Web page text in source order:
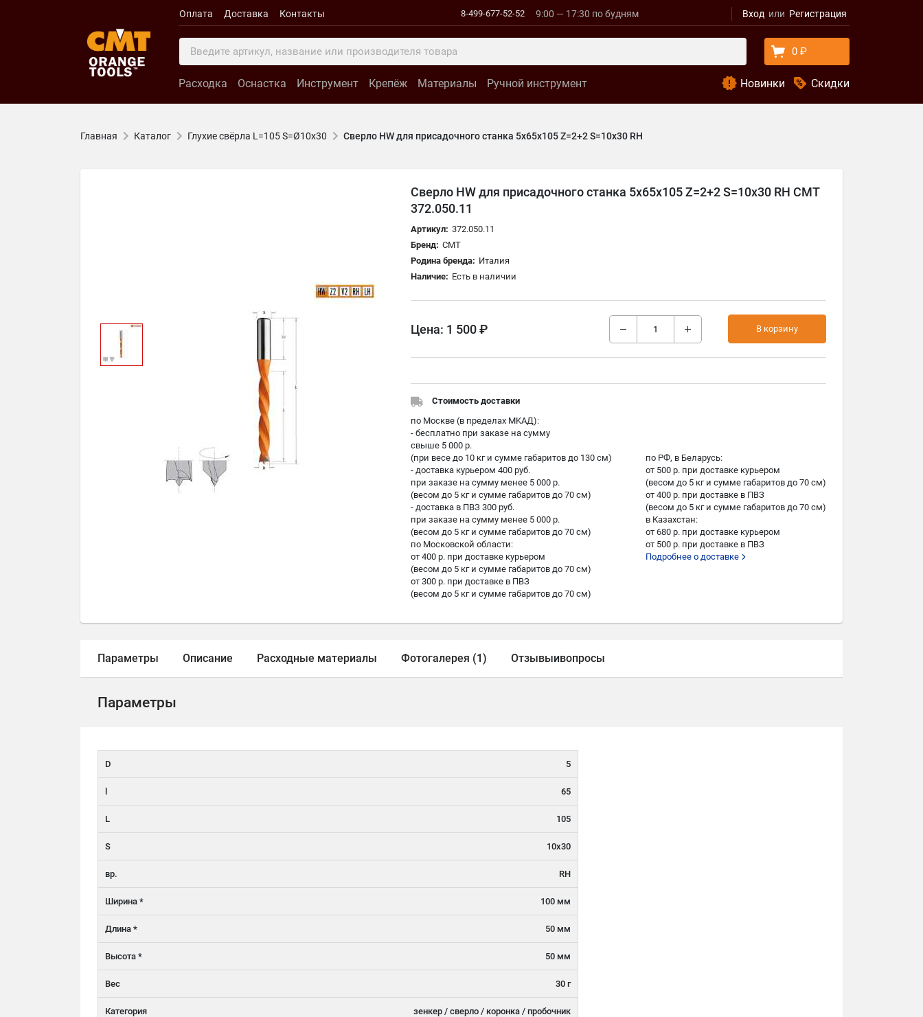
Оплата Доставка Контакты Вход Регистрация
8-499-677-52-52 9:00 — 17:30 по будням
0 ₽
Расходка Оснастка Инструмент Крепёж Материалы Ручной инструмент Новинки Скидки
Главная Каталог Глухие свёрла L=105 S=Ø10x30 Сверло HW для присадочного станка 5x65x105 Z=2+2 S=10x30 RH
Сверло HW для присадочного станка 5x65x105 Z=2+2 S=10x30 RH CMT
372.050.11
Артикул: 372.050.11
Бренд: CMT
Родина бренда: Италия
Наличие: Есть в наличии
Цена: 1 500 ₽ В корзину
Стоимость доставки
по Москве (в пределах МKAД):
- бесплатно при заказе на сумму
свыше 5 000 р.
(при весе до 10 кг и сумме габаритов до 130 см)
- доставка курьером 400 руб.
при заказе на сумму менее 5 000 р.
(весом до 5 кг и сумме габаритов до 70 см)
- доставка в ПВЗ 300 руб.
при заказе на сумму менее 5 000 р.
(весом до 5 кг и сумме габаритов до 70 см)
по Московской области:
от 400 р. при доставке курьером
(весом до 5 кг и сумме габаритов до 70 см)
от 300 р. при доставке в ПВЗ
(весом до 5 кг и сумме габаритов до 70 см)
по РФ, в Беларусь:
от 500 р. при доставке курьером
(весом до 5 кг и сумме габаритов до 70 см)
от 400 р. при доставке в ПВЗ
(весом до 5 кг и сумме габаритов до 70 см)
в Казахстан:
от 680 р. при доставке курьером
от 500 р. при доставке в ПВЗ
Подробнее о доставке
Параметры Описание Расходные материалы Фотогалерея (1) Отзывыивопросы
Параметры
D 5
l 65
L 105
S 10x30
вр. RH
Ширина * 100 мм
Длина * 50 мм
Высота * 50 мм
Вес 30 г
Категория зенкер / сверло / коронка / пробочник